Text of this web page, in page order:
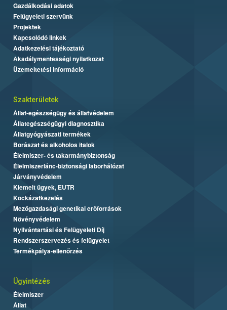
Gazdálkodási adatok
Felügyeleti szervünk
Projektek
Kapcsolódó linkek
Adatkezelési tájékoztató
Akadálymentességi nyilatkozat
Üzemeltetési információ
Szakterületek
Állat-egészségügy és állatvédelem
Állategészségügyi diagnosztika
Állatgyógyászati termékek
Borászat és alkoholos italok
Élelmiszer- és takarmánybiztonság
Élelmiszerlánc-biztonsági laborhálózat
Járványvédelem
Kiemelt ügyek, EUTR
Kockázatkezelés
Mezőgazdasági genetikai erőforrások
Növényvédelem
Nyilvántartási és Felügyeleti Díj
Rendszerszervezés és felügyelet
Termékpálya-ellenőrzés
Ügyintézés
Élelmiszer
Állat